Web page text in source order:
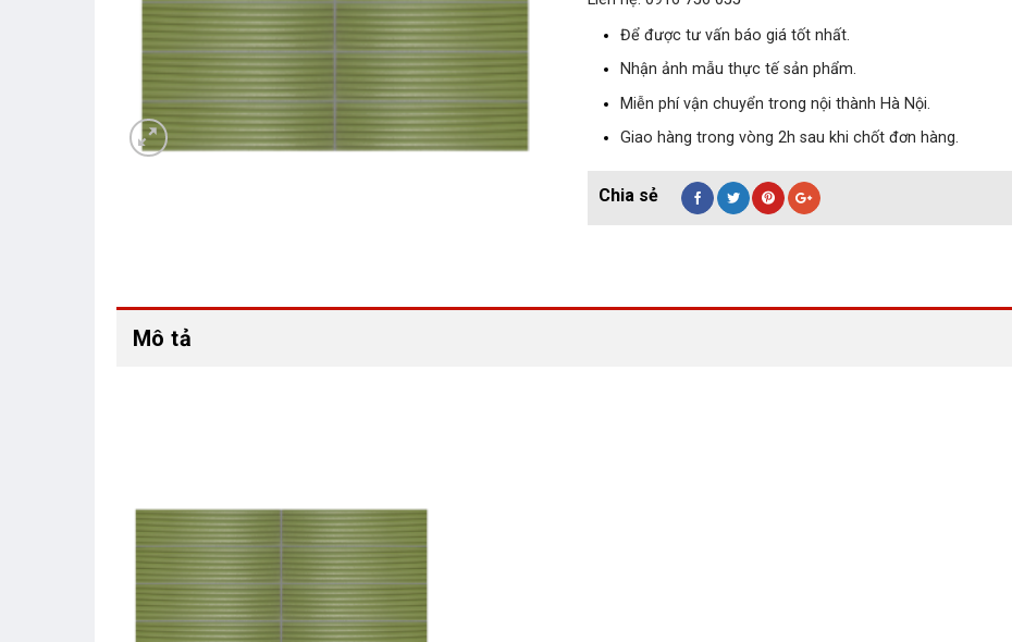
Để được tư vấn báo giá tốt nhất.
Nhận ảnh mẫu thực tế sản phẩm.
Miễn phí vận chuyển trong nội thành Hà Nội.
Giao hàng trong vòng 2h sau khi chốt đơn hàng.
Mô tả